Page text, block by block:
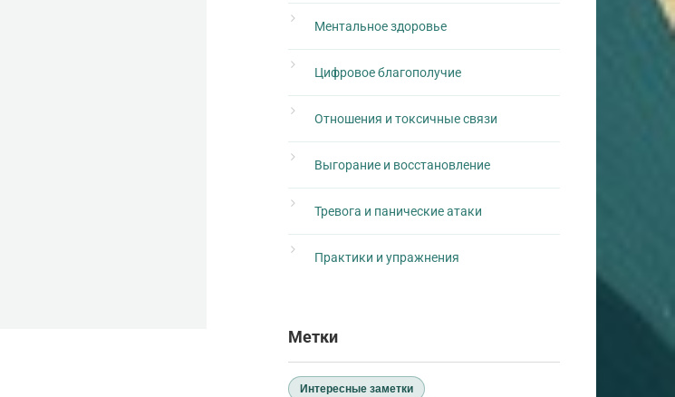
Ментальное здоровье
Цифровое благополучие
Отношения и токсичные связи
Выгорание и восстановление
Тревога и панические атаки
Практики и упражнения
Метки
Интересные заметки